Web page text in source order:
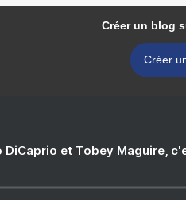
Créer un blog
Créer
DiCaprio et Tobey Maguire,